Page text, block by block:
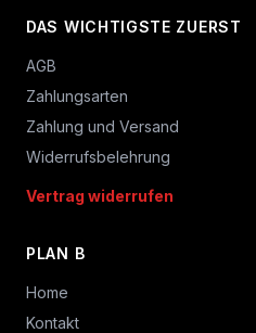
DAS WICHTIGSTE ZUERST
AGB
Zahlungsarten
Zahlung und Versand
Widerrufsbelehrung
Vertrag widerrufen
PLAN B
Home
Kontakt